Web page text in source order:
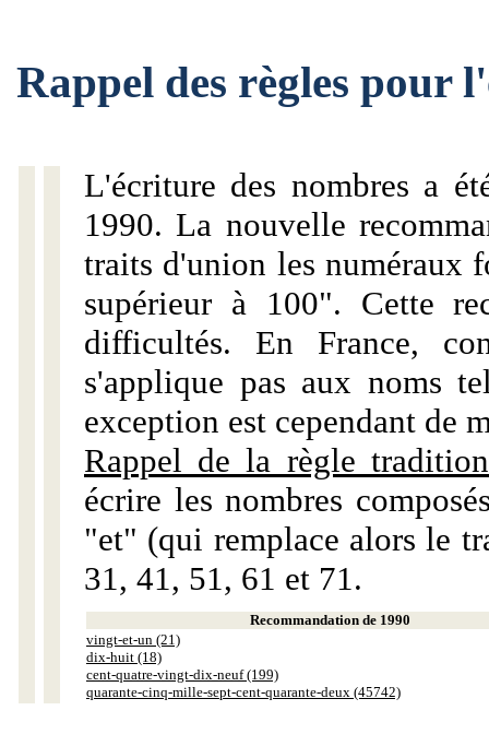
Rappel des règles pour
L'écriture des nombres a
1990. La nouvelle
traits d'union les numéraux
supérieur à 100". Cette
difficultés. En France,
s'applique pas aux noms
exception est cependant de
Rappel de la règle
écrire les nombres
"et" (qui remplace alors le
31, 41, 51, 61 et 71.
Recommandation de 1990
vingt-et-un (21)
dix-huit (18)
cent-quatre-vingt-dix-neuf (199)
quarante-cinq-mille-sept-cent-quarante-deux (45742)